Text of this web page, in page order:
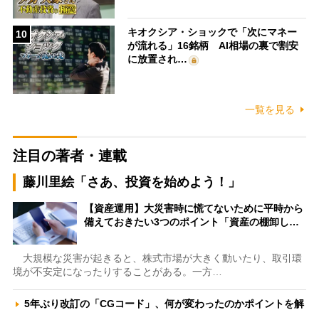
10
キオクシア・ショックで「次にマネー
が流れる」16銘柄 AI相場の裏で割安
に放置され…
一覧を見る
注目の著者・連載
藤川里絵「さあ、投資を始めよう！」
【資産運用】大災害時に慌てないために平時から
備えておきたい3つのポイント「資産の棚卸し…
大規模な災害が起きると、株式市場が大きく動いたり、取引環
境が不安定になったりすることがある。一方…
5年ぶり改訂の「CGコード」、何が変わったのかポイントを解